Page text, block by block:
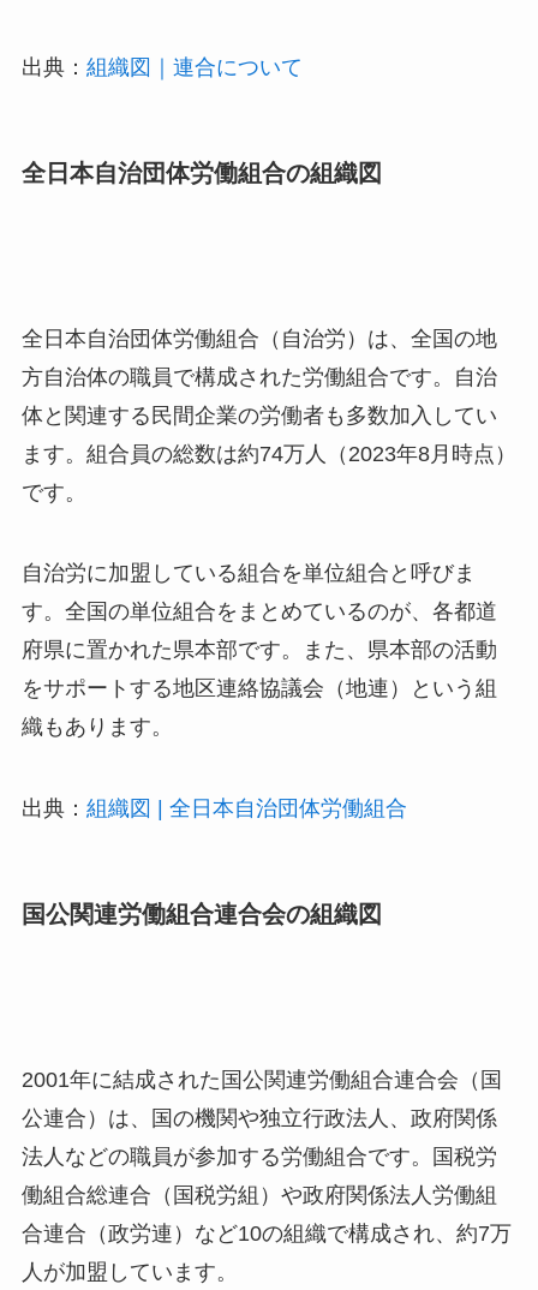
出典： 組織図｜連合について
全日本自治団体労働組合の組織図
全日本自治団体労働組合（自治労）は、全国の地
方自治体の職員で構成された労働組合です。自治
体と関連する民間企業の労働者も多数加入してい
ます。組合員の総数は約74万人（2023年8月時点）
です。
自治労に加盟している組合を単位組合と呼びま
す。全国の単位組合をまとめているのが、各都道
府県に置かれた県本部です。また、県本部の活動
をサポートする地区連絡協議会（地連）という組
織もあります。
出典： 組織図 | 全日本自治団体労働組合
国公関連労働組合連合会の組織図
2001年に結成された国公関連労働組合連合会（国
公連合）は、国の機関や独立行政法人、政府関係
法人などの職員が参加する労働組合です。国税労
働組合総連合（国税労組）や政府関係法人労働組
合連合（政労連）など10の組織で構成され、約7万
人が加盟しています。